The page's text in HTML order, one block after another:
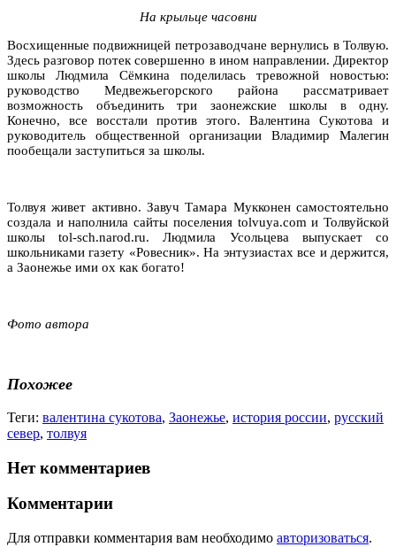
На крыльце часовни
Восхищенные подвижницей петрозаводчане вернулись в Толвую.
Здесь разговор потек совершенно в ином направлении. Директор
школы Людмила Сёмкина поделилась тревожной новостью:
руководство Медвежьегорского района рассматривает
возможность объединить три заонежские школы в одну.
Конечно, все восстали против этого. Валентина Сукотова и
руководитель общественной организации Владимир Малегин
пообещали заступиться за школы.
Толвуя живет активно. Завуч Тамара Мукконен самостоятельно
создала и наполнила сайты поселения tolvuya.com и Толвуйской
школы tol-sch.narod.ru. Людмила Усольцева выпускает со
школьниками газету «Ровесник». На энтузиастах все и держится,
а Заонежье ими ох как богато!
Фото автора
Похожее
Теги: валентина сукотова, Заонежье, история россии, русский
север, толвуя
Нет комментариев
Комментарии
Для отправки комментария вам необходимо авторизоваться.